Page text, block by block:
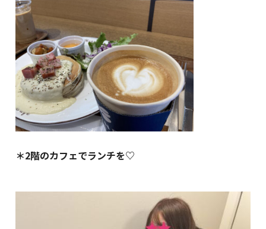
＊2階のカフェでランチを♡